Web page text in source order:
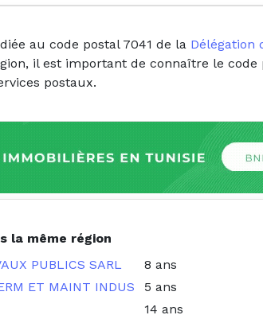
au code postal 7041 de la Délégation
il est important de connaître le
postaux.
la même région
PUBLICS SARL
8 ans
ET MAINT INDUS
5 ans
14 ans